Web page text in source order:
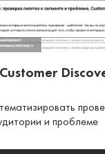
и проблеме